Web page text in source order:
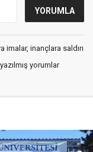
inançlara saldırı
yorumlar